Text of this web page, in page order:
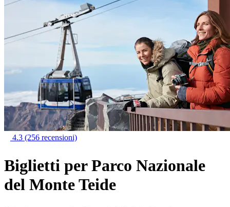
4.3 (256 recensioni)
Biglietti per Parco Nazionale
del Monte Teide